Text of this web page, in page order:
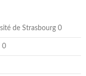
de Strasbourg 0
0